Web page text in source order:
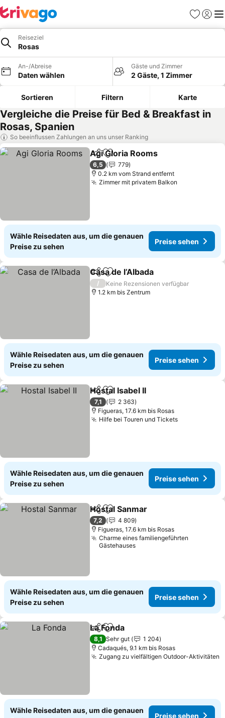
Favoriten
Reiseziel
Rosas
An-/Abreise
Daten wählen
Gäste und Zimmer
2 Gäste, 1 Zimmer
Sortieren Filtern Karte
Vergleiche die Preise für Bed & Breakfast in
Rosas, Spanien
So beeinflussen Zahlungen an uns unser Ranking
TeilenZu Favoriten hinzufügen
Agi Gloria Rooms
6,5
779
0.2 km vom Strand entfernt
Zimmer mit privatem Balkon
Wähle Reisedaten aus, um die genauen
Preise zu sehen
Preise sehen
TeilenZu Favoriten hinzufügen
Casa de l’Albada
/
Keine Rezensionen verfügbar
1.2 km bis Zentrum
Wähle Reisedaten aus, um die genauen
Preise zu sehen
Preise sehen
TeilenZu Favoriten hinzufügen
Hostal Isabel II
7,1
2 363
Figueras, 17.6 km bis Rosas
Hilfe bei Touren und TicketsPreise sehen
Wähle Reisedaten aus, um die genauen
Preise zu sehen
Preise sehen
TeilenZu Favoriten hinzufügen
Hostal Sanmar
7,2
4 809
Figueras, 17.6 km bis Rosas
Charme eines familiengeführten
Gästehauses
Wähle Reisedaten aus, um die genauen
Preise zu sehen
Preise sehen
TeilenZu Favoriten hinzufügen
La Fonda
8,1 Sehr gut
1 204
Cadaqués, 9.1 km bis Rosas
Zugang zu vielfältigen Outdoor-Aktivitäten
Wähle Reisedaten aus, um die genauen
Preise sehen